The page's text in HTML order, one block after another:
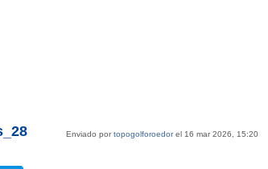
Enviado portopogolforoedorel 16 mar 2026, 15:20